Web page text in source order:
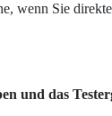
wenn Sie
und das